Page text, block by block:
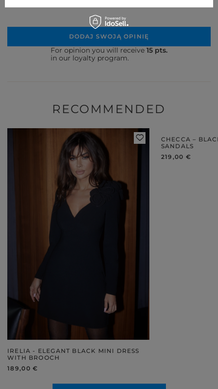
DODAJ SWOJĄ OPINIĘ
For opinion you will receive 15 pts.
in our loyalty program.
RECOMMENDED
IRELIA - ELEGANT BLACK MINI DRESS
WITH BROOCH
189,00 €
CHECCA –
SANDALS
219,00 €